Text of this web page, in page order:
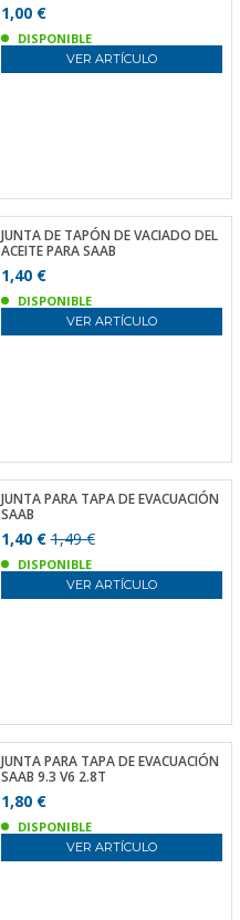
1,00 €
DISPONIBLE
VER ARTÍCULO
JUNTA DE TAPÓN DE VACIADO DEL
ACEITE PARA SAAB
1,40 €
DISPONIBLE
VER ARTÍCULO
JUNTA PARA TAPA DE EVACUACIÓN
SAAB
1,40 €1,49 €
DISPONIBLE
VER ARTÍCULO
JUNTA PARA TAPA DE EVACUACIÓN
SAAB 9.3 V6 2.8T
1,80 €
DISPONIBLE
VER ARTÍCULO